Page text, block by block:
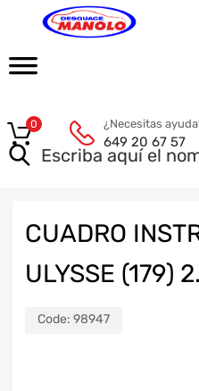
¿Necesitas
649 20 67 57
0
CUADRO
ULYSSE (179)
Code: 98947